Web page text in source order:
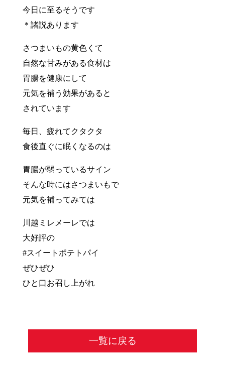
今日に至るそうです
＊諸説あります
さつまいもの黄色くて
自然な甘みがある食材は
胃腸を健康にして
元気を補う効果があると
されています
毎日、疲れてクタクタ
食後直ぐに眠くなるのは
胃腸が弱っているサイン
そんな時にはさつまいもで
元気を補ってみては
川越ミレメーレでは
大好評の
#スイートポテトパイ
ぜひぜひ
ひと口お召し上がれ
一覧に戻る